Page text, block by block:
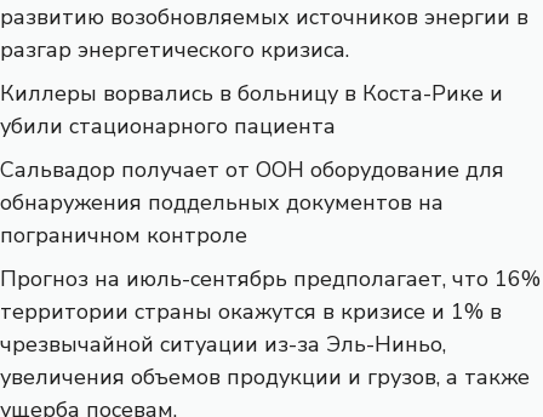
развитию возобновляемых источников энергии в
разгар энергетического кризиса.
Киллеры ворвались в больницу в Коста-Рике и
убили стационарного пациента
Сальвадор получает от ООН оборудование для
обнаружения поддельных документов на
пограничном контроле
Прогноз на июль-сентябрь предполагает, что 16%
территории страны окажутся в кризисе и 1% в
чрезвычайной ситуации из-за Эль-Ниньо,
увеличения объемов продукции и грузов, а также
ущерба посевам.